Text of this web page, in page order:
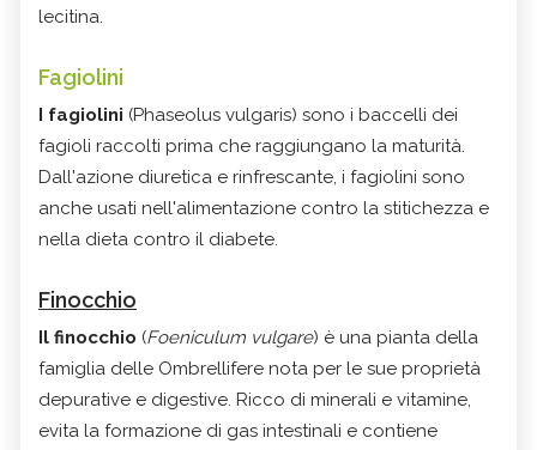
lecitina.
Fagiolini
I fagiolini (Phaseolus vulgaris) sono i baccelli dei
fagioli raccolti prima che raggiungano la maturità.
Dall'azione diuretica e rinfrescante, i fagiolini sono
anche usati nell'alimentazione contro la stitichezza e
nella dieta contro il diabete.
Finocchio
Il finocchio (Foeniculum vulgare) è una pianta della
famiglia delle Ombrellifere nota per le sue proprietà
depurative e digestive. Ricco di minerali e vitamine,
evita la formazione di gas intestinali e contiene